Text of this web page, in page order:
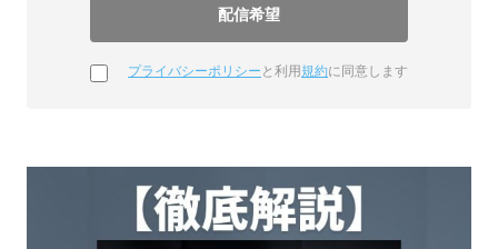
プライバシーポリシー と利用規約に同意します